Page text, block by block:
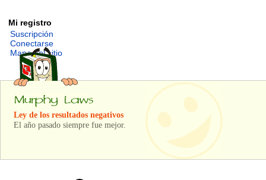
Mi registro
Suscripción
Conectarse
Mapa del sitio
Ley de los resultados negativos
El año pasado siempre fue mejor.